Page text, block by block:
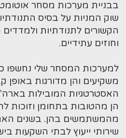
בבניית מערכות מסחר
שוק המניות על בסיס
הקשורים לתנודתיות ולמדדים
וחוזים עתידיים.
משקיעים והן מדורגות באופן
האסטרטגיות המובילות
הן מהטובות בתחומן וזוכות
מהמשתמשים בהן. בשנים
שירותי ייעוץ לבתי השקעות